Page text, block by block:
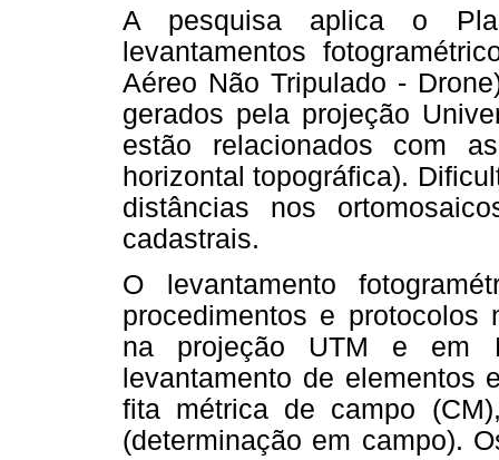
A pesquisa aplica o
levantamentos
Aéreo Não Tripulado -
gerados pela projeção
estão relacionados com
horizontal topográfica).
distâncias nos
cadastrais.
O levantamento
procedimentos e protocolos
na projeção UTM e em
levantamento de
fita métrica de campo
(determinação em campo).